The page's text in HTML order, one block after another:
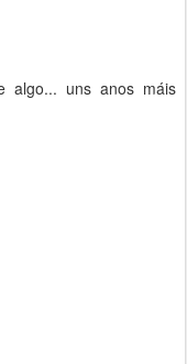
algo... uns anos máis